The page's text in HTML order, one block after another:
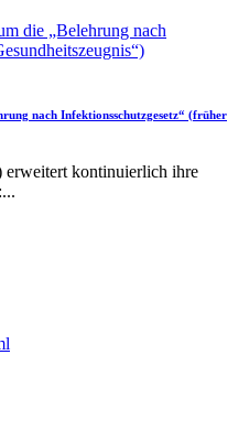
nach Infektionsschutzgesetz“ (früher
erweitert kontinuierlich ihre
...